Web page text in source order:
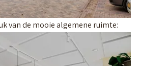
van de mooie algemene ruimte: